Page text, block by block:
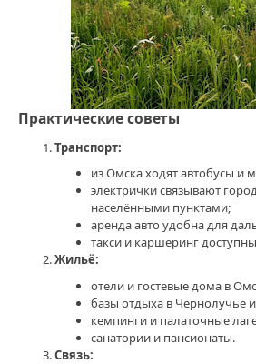
Практические советы
Транспорт:
из Омска ходят автобусы и
электрички связывают
населёнными пунктами;
аренда авто удобна для
такси и каршеринг
Жильё:
отели и гостевые дома в
базы отдыха в Чернолучье
кемпинги и палаточные
санатории и пансионаты.
Связь: